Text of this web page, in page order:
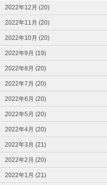
2022年12月 (20)
2022年11月 (20)
2022年10月 (20)
2022年9月 (19)
2022年8月 (20)
2022年7月 (20)
2022年6月 (20)
2022年5月 (20)
2022年4月 (20)
2022年3月 (21)
2022年2月 (20)
2022年1月 (21)